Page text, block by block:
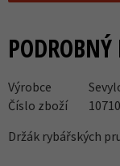
Výrobce
Číslo zboží
Držák rybářských